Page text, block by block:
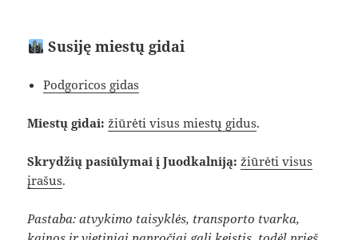
Susiję miestų gidai
Podgoricos gidas
Miestų gidai: žiūrėti visus miestų gidus.
Skrydžių pasiūlymai į Juodkalniją: žiūrėti visus
įrašus.
Pastaba: atvykimo taisyklės, transporto tvarka,